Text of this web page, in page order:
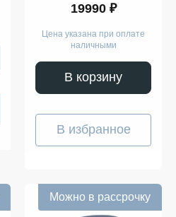
with Starlight Sport Band
19990 ₽
Цена указана при оплате
наличными
В корзину
В избранное
Можно в рассрочку